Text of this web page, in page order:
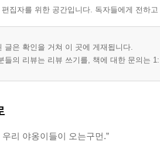
집자를 위한 공간입니다. 독자들에게 전하
글은 확인을 거쳐 이 곳에 게재됩니다.
들의 리뷰는 리뷰 쓰기를, 책에 대한 문의는
우리 야옹이들이 오는구먼.”